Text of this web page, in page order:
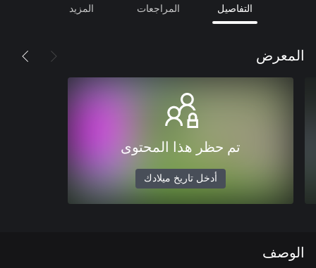
التفاصيل المراجعات المزيد
المعرض
تم حظر هذا المحتوى
أدخل تاريخ ميلادك
الوصف